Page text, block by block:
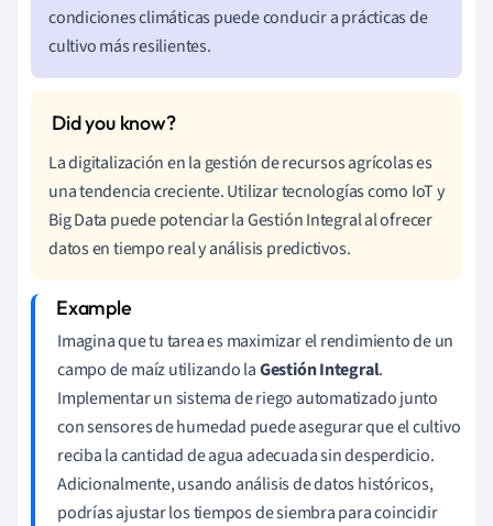
condiciones climáticas puede conducir a prácticas de
cultivo más resilientes.
La digitalización en la gestión de recursos agrícolas es
una tendencia creciente. Utilizar tecnologías como IoT y
Big Data puede potenciar la Gestión Integral al ofrecer
datos en tiempo real y análisis predictivos.
Imagina que tu tarea es maximizar el rendimiento de un
campo de maíz utilizando laGestión Integral.
Implementar un sistema de riego automatizado junto
con sensores de humedad puede asegurar que el cultivo
reciba la cantidad de agua adecuada sin desperdicio.
Adicionalmente, usando análisis de datos históricos,
podrías ajustar los tiempos de siembra para coincidir